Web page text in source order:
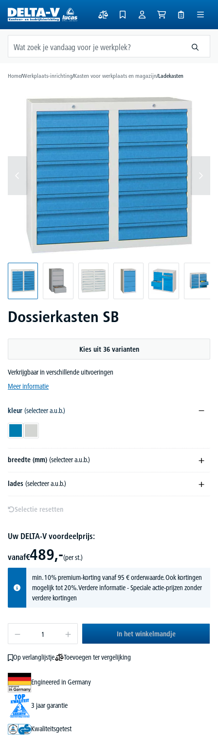
Home/Werkplaats-inrichting/Kasten voor werkplaats en magazijn/Ladekasten
Dossierkasten SB
Kies uit 36 varianten
Verkrijgbaar in verschillende uitvoeringen
Meer informatie
kleur (selecteer a.u.b.)
breedte (mm) (selecteer a.u.b.)
lades (selecteer a.u.b.)
Selectie resetten
Uw DELTA-V voordeelprijs:
vanaf€489,-(per st.)
min. 10% premium-korting vanaf 95 € orderwaarde. Ook kortingen
mogelijk tot 20%.Verdere informatie- Speciale actie-prijzen zonder
verdere kortingen
In het winkelmandje
Op verlanglijstje Toevoegen ter vergelijking
Engineered in Germany
3 jaar garantie
Kwaliteitsgetest